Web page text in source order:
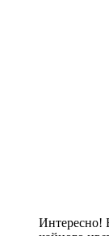
Интересно!